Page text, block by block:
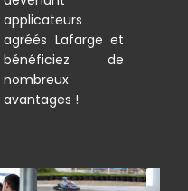
applicateurs
agréés Lafarge et
bénéficiez de
nombreux
avantages !